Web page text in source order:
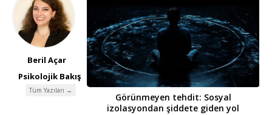
Beril Açar
Psikolojik Bakış
Tüm Yazıları →
Görünmeyen tehdit: Sosyal
izolasyondan şiddete giden yol